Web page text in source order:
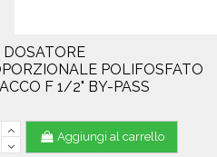
DOSATORE
POLIFOSFATO
F 1/2" BY-PASS
Aggiungi al carrello